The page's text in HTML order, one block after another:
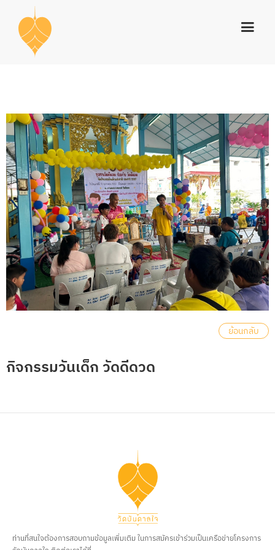
ย้อนกลับ
กิจกรรมวันเด็ก วัดดีดวด
ท่านที่สนใจต้องการสอบถามข้อมูลเพิ่มเติม ในการสมัครเข้าร่วมเป็นเครือข่ายโครงการ